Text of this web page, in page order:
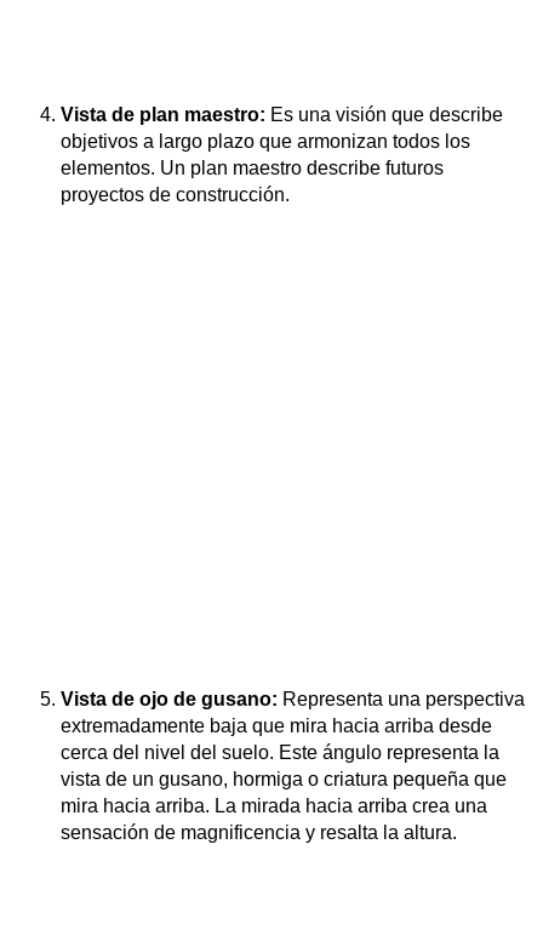
Vista de plan maestro: Es una visión que describe
objetivos a largo plazo que armonizan todos los
elementos. Un plan maestro describe futuros
proyectos de construcción.
Vista de ojo de gusano: Representa una perspectiva
extremadamente baja que mira hacia arriba desde
cerca del nivel del suelo. Este ángulo representa la
vista de un gusano, hormiga o criatura pequeña que
mira hacia arriba. La mirada hacia arriba crea una
sensación de magnificencia y resalta la altura.